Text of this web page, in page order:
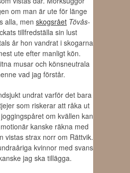
om man är ute för länge
alla, men skogsrået Tövås-
tillfredställa sin lust
år hon vandrat i skogarna
ute efter manligt kön.
musar och könsneutrala
vad jag förstår.
undrat varför det bara
som riskerar att råka ut
om kvällen kan
kanske räkna med
vistas strax norr om Rättvik.
kvinnor med svans
jag ska tillägga.